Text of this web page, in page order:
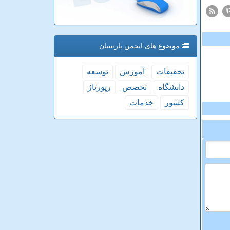
موضوع های انجمن پارسیان
تحقیقات آموزش
توسعه
دانشگاه
تخصص
رپورتاژ
كشور
خدمات